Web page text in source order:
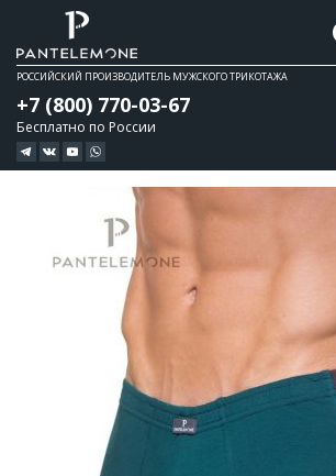
РОССИЙСКИЙ ПРОИЗВОДИТЕЛЬ МУЖСКОГО ТРИКОТАЖА
+7 (800) 770-03-67
Бесплатно по России
галереи
изображений
галереи
изображений